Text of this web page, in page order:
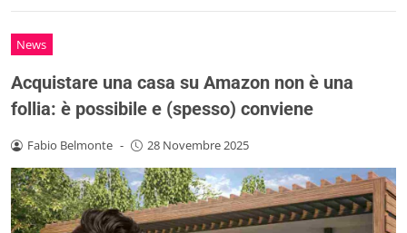
News
Acquistare una casa su Amazon non è una
follia: è possibile e (spesso) conviene
Fabio Belmonte - 28 Novembre 2025